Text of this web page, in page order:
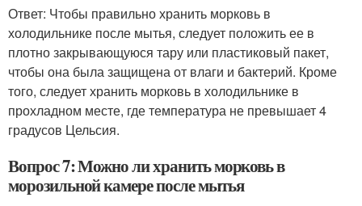
Ответ: Чтобы правильно хранить морковь в
холодильнике после мытья, следует положить ее в
плотно закрывающуюся тару или пластиковый пакет,
чтобы она была защищена от влаги и бактерий. Кроме
того, следует хранить морковь в холодильнике в
прохладном месте, где температура не превышает 4
градусов Цельсия.
Вопрос 7: Можно ли хранить морковь в
морозильной камере после мытья